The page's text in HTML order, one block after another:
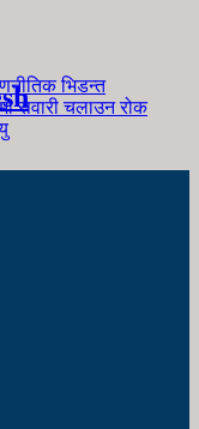
भिडन्त
सवारी चलाउन रोक